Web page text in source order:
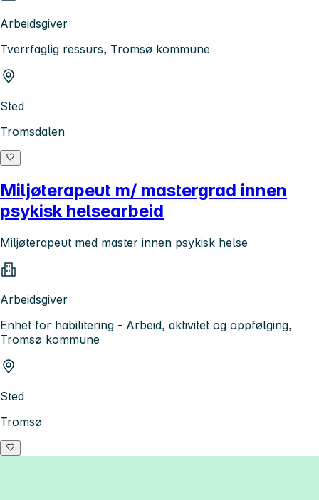
Arbeidsgiver
Tverrfaglig ressurs, Tromsø kommune
Sted
Tromsdalen
Miljøterapeut m/ mastergrad innen
psykisk helsearbeid
Miljøterapeut med master innen psykisk helse
Arbeidsgiver
Enhet for habilitering - Arbeid, aktivitet og oppfølging,
Tromsø kommune
Sted
Tromsø